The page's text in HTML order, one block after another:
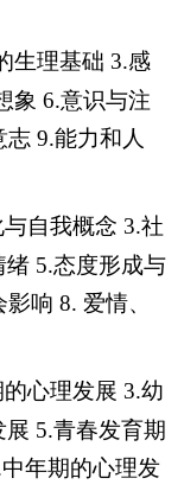
生理基础 3.感
象6.意识与注
志9.能力和人
自我概念 3.社
绪 5.态度形成与
影响8. 爱情、
心理发展 3.幼
展 5.青春发育期
中年期的心理发